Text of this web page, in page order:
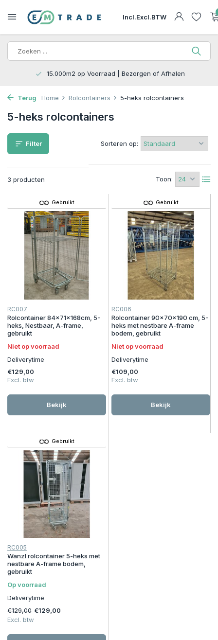
Incl.Excl.BTW
15.000m2 op Voorraad | Bezorgen of Afhalen
Terug Home Rolcontainers 5-heks rolcontainers
5-heks rolcontainers
Filter
3 producten Toon:
Sorteren op:
Gebruikt
RC007
Rolcontainer 84x71x168cm, 5-
heks, Nestbaar, A-frame,
gebruikt
Niet op voorraad
Deliverytime
€129,00
Excl. btw
Bekijk
Gebruikt
RC006
Rolcontainer 90x70x190 cm, 5-
heks met nestbare A-frame
bodem, gebruikt
Niet op voorraad
Deliverytime
€109,00
Excl. btw
Bekijk
Gebruikt
RC005
Wanzl rolcontainer 5-heks met
nestbare A-frame bodem,
gebruikt
Op voorraad
Deliverytime
€129,00 €129,00
Excl. btw